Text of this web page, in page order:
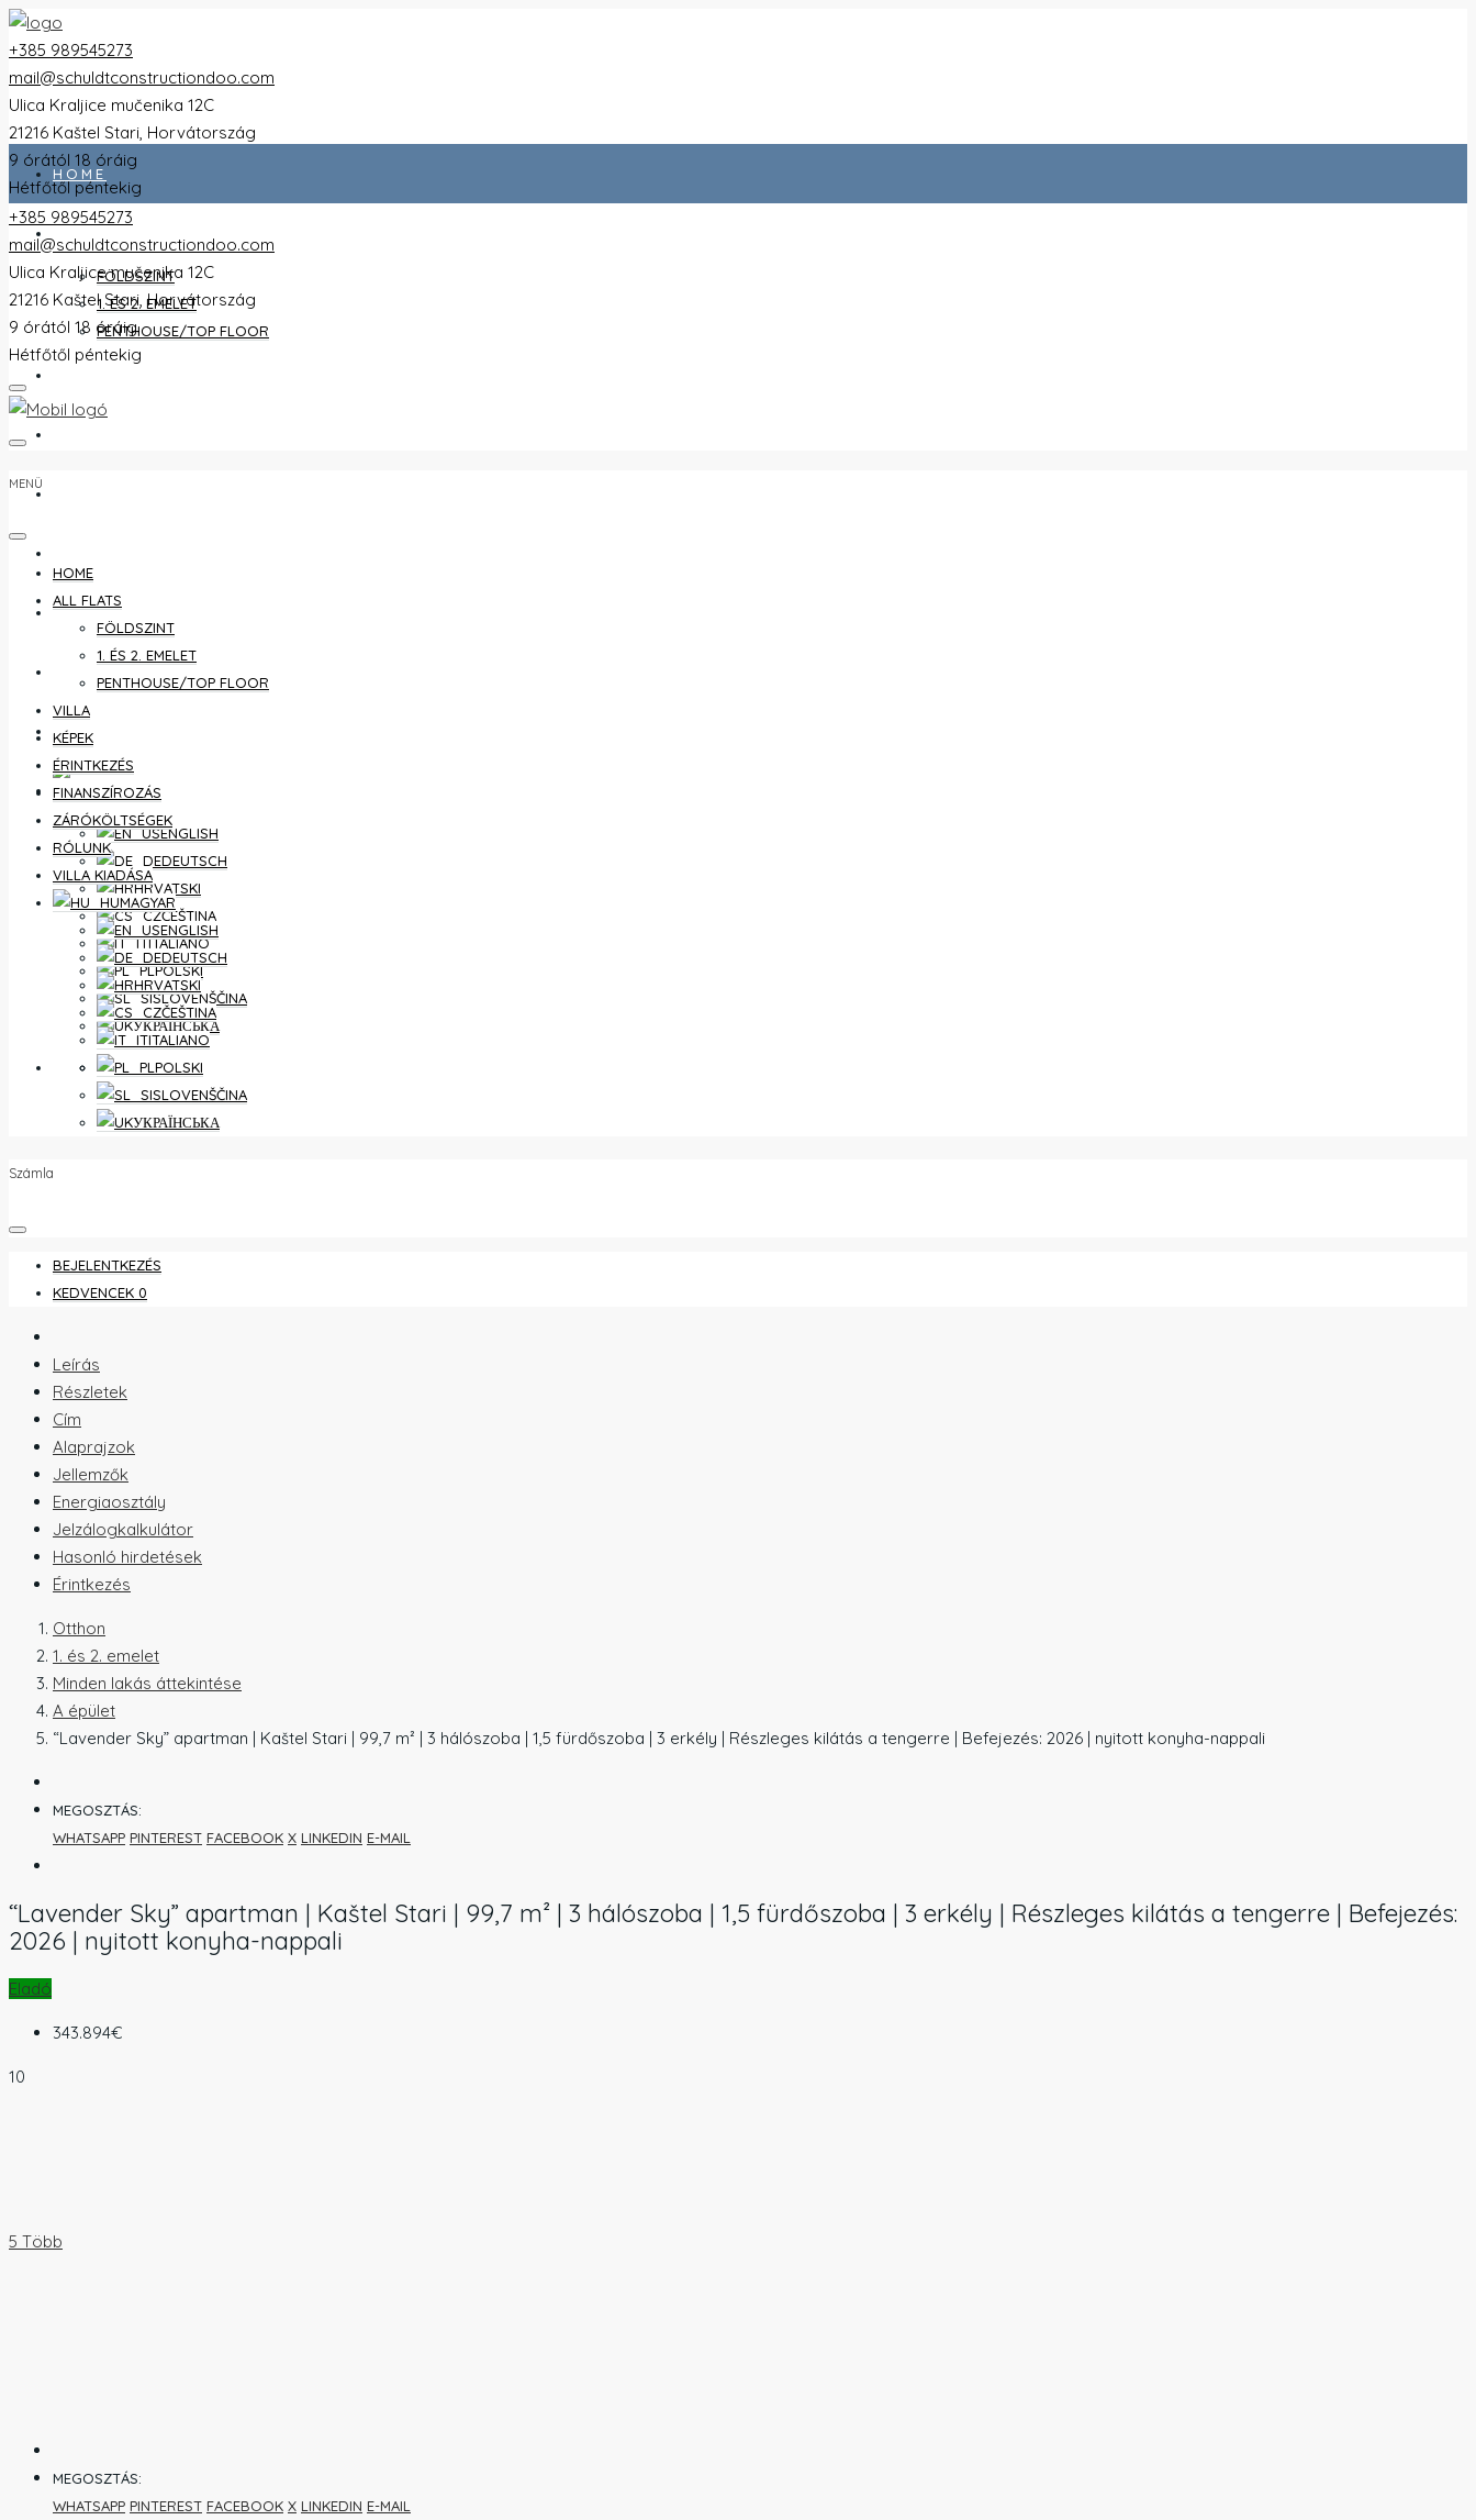
+385 989545273
mail@schuldtconstructiondoo.com
Ulica Kraljice mučenika 12C
21216 Kaštel Stari, Horvátország
9 órától 18 óráig
Hétfőtől péntekig
HOME
FÖLDSZINT
1. ÉS 2. EMELET
PENTHOUSE/TOP FLOOR
ZÁRÓKÖLTSÉGEK
VILLA KIADÁSA
MAGYAR
ENGLISH
DEUTSCH
HRVATSKI
ČEŠTINA
ITALIANO
POLSKI
SLOVENŠČINA
УКРАЇНСЬКА
KEDVENCEK 0
+385 989545273
mail@schuldtconstructiondoo.com
Ulica Kraljice mučenika 12C
21216 Kaštel Stari, Horvátország
9 órától 18 óráig
Hétfőtől péntekig
MENÜ
HOME
ALL FLATS
FÖLDSZINT
1. ÉS 2. EMELET
PENTHOUSE/TOP FLOOR
VILLA
KÉPEK
ÉRINTKEZÉS
FINANSZÍROZÁS
ZÁRÓKÖLTSÉGEK
RÓLUNK
VILLA KIADÁSA
MAGYAR
ENGLISH
DEUTSCH
HRVATSKI
ČEŠTINA
ITALIANO
POLSKI
SLOVENŠČINA
УКРАЇНСЬКА
Számla
BEJELENTKEZÉS
KEDVENCEK 0
Leírás
Részletek
Cím
Alaprajzok
Jellemzők
Energiaosztály
Jelzálogkalkulátor
Hasonló hirdetések
Érintkezés
Otthon
1. és 2. emelet
Minden lakás áttekintése
A épület
“Lavender Sky” apartman | Kaštel Stari | 99,7 m² | 3 hálószoba | 1,5 fürdőszoba | 3 erkély | Részleges kilátás a tengerre | Befejezés: 2026 | nyitott konyha-nappali
MEGOSZTÁS:
WHATSAPP PINTEREST FACEBOOK X LINKEDIN E-MAIL
“Lavender Sky” apartman | Kaštel Stari | 99,7 m² | 3 hálószoba | 1,5 fürdőszoba | 3 erkély | Részleges kilátás a tengerre | Befejezés:
2026 | nyitott konyha-nappali
Eladó
343.894€
10
5 Több
MEGOSZTÁS:
WHATSAPP PINTEREST FACEBOOK X LINKEDIN E-MAIL